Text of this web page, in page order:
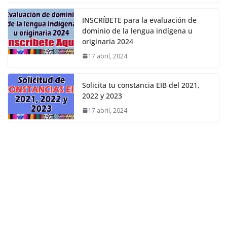
INSCRÍBETE para la evaluación de
dominio de la lengua indígena u
originaria 2024
17 abril, 2024
Solicita tu constancia EIB del 2021,
2022 y 2023
17 abril, 2024